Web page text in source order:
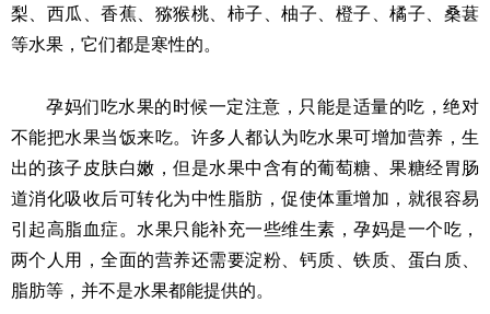
梨、西瓜、香蕉、猕猴桃、柿子、柚子、橙子、橘子、桑葚
等水果，它们都是寒性的。
孕妈们吃水果的时候一定注意，只能是适量的吃，绝对
不能把水果当饭来吃。许多人都认为吃水果可增加营养，生
出的孩子皮肤白嫩，但是水果中含有的葡萄糖、果糖经胃肠
道消化吸收后可转化为中性脂肪，促使体重增加，就很容易
引起高脂血症。水果只能补充一些维生素，孕妈是一个吃，
两个人用，全面的营养还需要淀粉、钙质、铁质、蛋白质、
脂肪等，并不是水果都能提供的。